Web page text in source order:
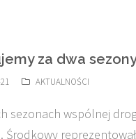
za dwa
AKTUALNOŚCI
sezonach wspólnej
Środkowy